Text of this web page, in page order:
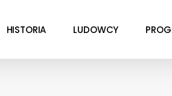
HISTORIA LUDOWCY